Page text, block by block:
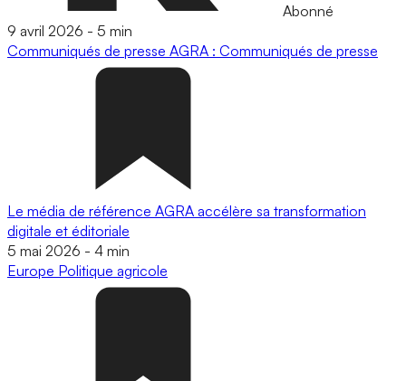
Abonné
9 avril 2026 - 5 min
Communiqués de presse AGRA : Communiqués de presse
Le média de référence AGRA accélère sa transformation
digitale et éditoriale
5 mai 2026 - 4 min
Europe Politique agricole